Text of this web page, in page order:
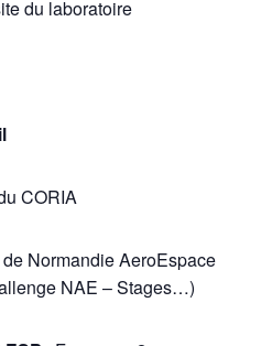
du laboratoire
CORIA
Normandie AeroEspace
NAE – Stages…)